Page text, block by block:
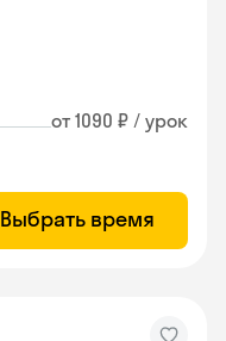
от 1090 ₽ / урок
Выбрать время